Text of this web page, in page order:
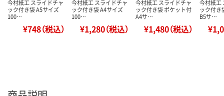
今村紙工 スライドチャ
ック付き袋 A5サイズ
100…
¥748（税込）
今村紙工 スライドチャ
ック付き袋 A4サイズ
100…
¥1,280（税込）
今村紙工 スライドチャ
ック付き袋 ポケット付
A4サ…
¥1,480（税込）
今村紙工
ック付き
B5サ…